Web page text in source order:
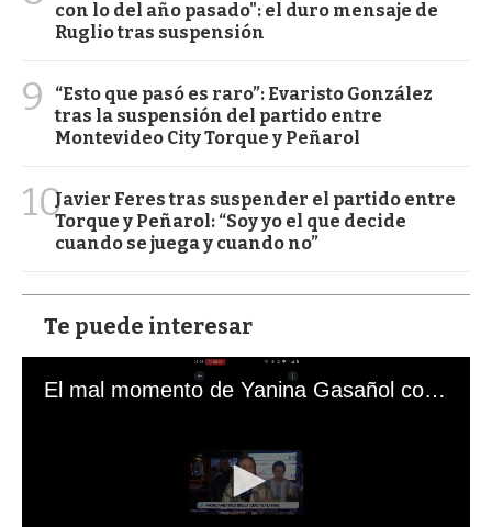
con lo del año pasado": el duro mensaje de
Ruglio tras suspensión
9
“Esto que pasó es raro”: Evaristo González
tras la suspensión del partido entre
Montevideo City Torque y Peñarol
10Javier Feres tras suspender el partido entre
Torque y Peñarol: “Soy yo el que decide
cuando se juega y cuando no”
Te puede interesar
El mal momento de Yanina Gasañol con un hincha argentino en "Subrayado"